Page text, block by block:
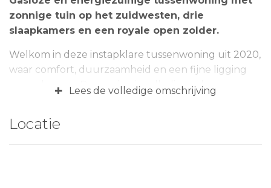
zonnige tuin op het zuidwesten, drie
slaapkamers en een royale open zolder.
Welkom in deze instapklare tussenwoning uit 2020,
waar comfort, duurzaamheid en een fijne ligging
samenkomen. De woning is volledig gasloos en
energiezuinig, en beschikt over een zonnige
een handige achterom. Gelegen in een jonge en
kindvriendelijke woonwijk, bevindt u zich hier op
+ Lees de volledige omschrijving
Locatie